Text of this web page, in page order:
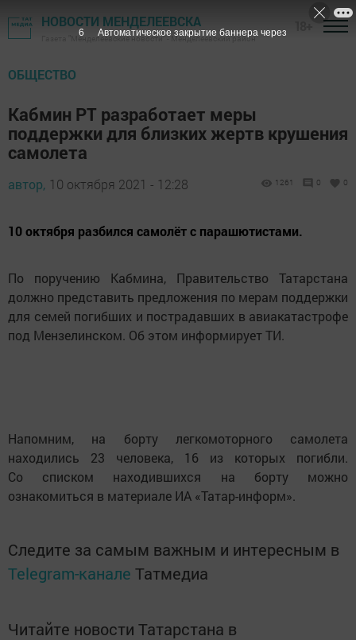
НОВОСТИ МЕНДЕЛЕЕВСКА
Газета "Менделеевские новости" - Менделеевский район
ОБЩЕСТВО
Кабмин РТ разработает меры
поддержки для близких жертв крушения
самолета
автор, 10 октября 2021 - 12:28 1261 0 0
10 октября разбился самолёт с парашютистами.
По поручению Кабмина, Правительство Татарстана
должно представить предложения по мерам поддержки
для семей погибших и пострадавших в авиакатастрофе
под Мензелинском. Об этом информирует ТИ.
Напомним, на борту легкомоторного самолета
находились 23 человека, 16 из которых погибли.
Со списком находившихся на борту можно
ознакомиться в материале ИА «Татар-информ».
Следите за самым важным и интересным в
Telegram-канале Татмедиа
Читайте новости Татарстана в
5 Автоматическое закрытие баннера через